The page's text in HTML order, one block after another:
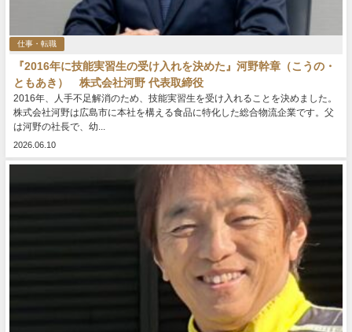
仕事・転職
『2016年に技能実習生の受け入れを決めた』河野幹章（こうの・
ともあき） 株式会社河野 代表取締役
2016年、人手不足解消のため、技能実習生を受け入れることを決めました。
株式会社河野は広島市に本社を構える食品に特化した総合物流企業です。父
は河野の社長で、幼...
2026.06.10